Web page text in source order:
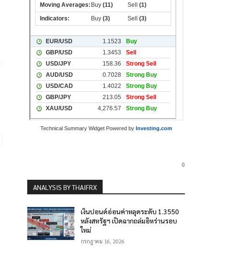
Technical Summary Widget Powered by Investing.com
0
ANALYSIS BY THAIFRX
เงินปอนด์อ่อนค่าหลุดระดับ 1.3550
หลังสหรัฐฯ เปิดฉากถล่มอิหร่านรอบ
ใหม่
กรกฎาคม 16, 2026